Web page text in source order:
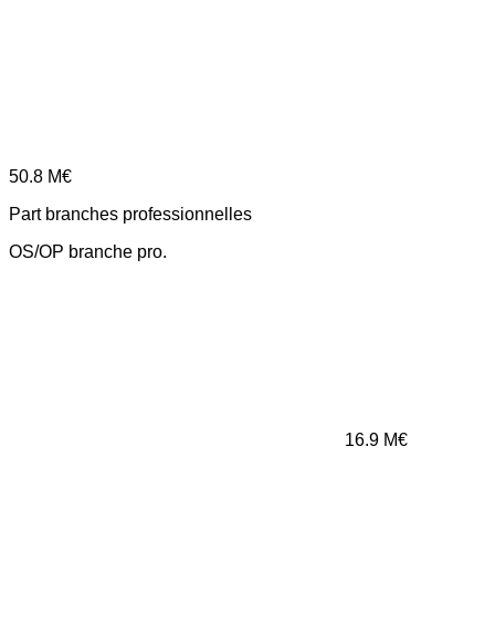
50.8 M€
Part branches professionnelles
OS/OP branche pro.
16.9 M€